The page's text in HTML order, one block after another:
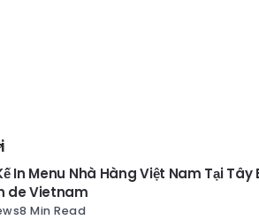
In Menu Nhà Hàng Việt Nam Tại Tây
de Vietnam
8 Min Read